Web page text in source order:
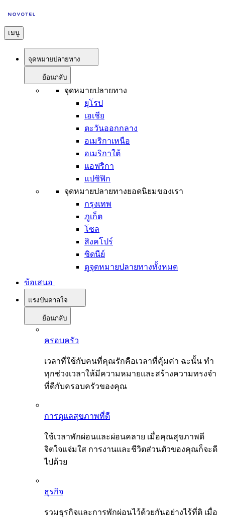
เมนู
จุดหมายปลายทาง
ย้อนกลับ
จุดหมายปลายทาง
ยุโรป
เอเชีย
ตะวันออกกลาง
อเมริกาเหนือ
อเมริกาใต้
แอฟริกา
แปซิฟิก
จุดหมายปลายทางยอดนิยมของเรา
กรุงเทพ
ภูเก็ต
โซล
สิงคโปร์
ซิดนีย์
ดูจุดหมายปลายทางทั้งหมด
ข้อเสนอ
แรงบันดาลใจ
ย้อนกลับ
ครอบครัว
เวลาที่ใช้กับคนที่คุณรักคือเวลาที่คุ้มค่า ฉะนั้น ทำ
ทุกช่วงเวลาให้มีความหมายและสร้างความทรงจำ
ที่ดีกับครอบครัวของคุณ
การดูแลสุขภาพที่ดี
ใช้เวลาพักผ่อนและผ่อนคลาย เมื่อคุณสุขภาพดี
จิตใจแจ่มใส การงานและชีวิตส่วนตัวของคุณก็จะดี
ไปด้วย
ธุรกิจ
รวมธุรกิจและการพักผ่อนไว้ด้วยกันอย่างไร้ที่ติ เมื่อ